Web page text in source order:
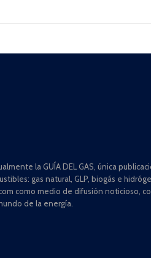
la GUÍA DEL GAS, única
gas natural, GLP, biogás e
como medio de difusión noticioso,
de la energía.